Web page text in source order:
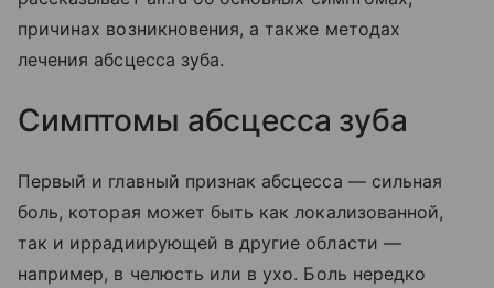
причинах возникновения, а также методах
лечения абсцесса зуба.
Симптомы абсцесса зуба
Первый и главный признак абсцесса — сильная
боль, которая может быть как локализованной,
так и иррадиирующей в другие области —
например, в челюсть или в ухо. Боль нередко